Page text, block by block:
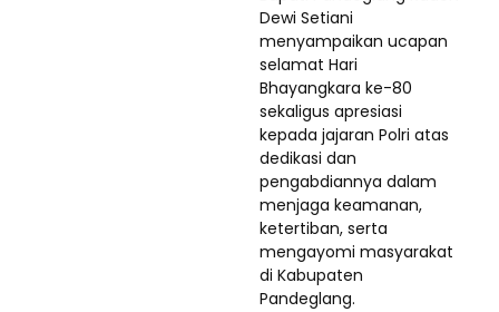
Dewi Setiani
menyampaikan ucapan
selamat Hari
Bhayangkara ke-80
sekaligus apresiasi
kepada jajaran Polri atas
dedikasi dan
pengabdiannya dalam
menjaga keamanan,
ketertiban, serta
mengayomi masyarakat
di Kabupaten
Pandeglang.